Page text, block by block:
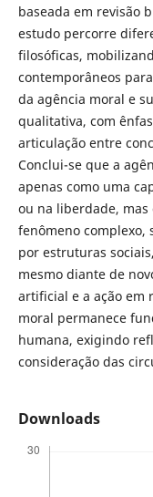
baseada em revisão
estudo percorre
filosóficas,
contemporâneos
da agência moral e
qualitativa, com
articulação entre
Conclui-se que a
apenas como uma
ou na liberdade,
fenômeno complexo,
por estruturas
mesmo diante de
artificial e a ação em
moral permanece
humana, exigindo
consideração das
Downloads